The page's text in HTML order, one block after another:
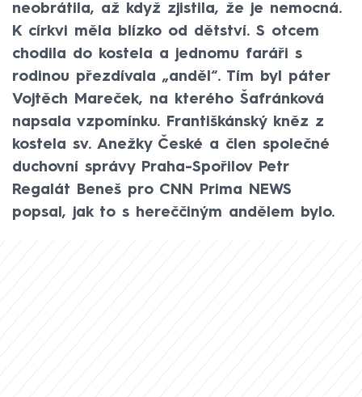
neobrátila, až když zjistila, že je nemocná.
K církvi měla blízko od dětství. S otcem
chodila do kostela a jednomu faráři s
rodinou přezdívala „anděl“. Tím byl páter
Vojtěch Mareček, na kterého Šafránková
napsala vzpomínku. Františkánský kněz z
kostela sv. Anežky České a člen společné
duchovní správy Praha-Spořilov Petr
Regalát Beneš pro CNN Prima NEWS
popsal, jak to s hereččiným andělem bylo.